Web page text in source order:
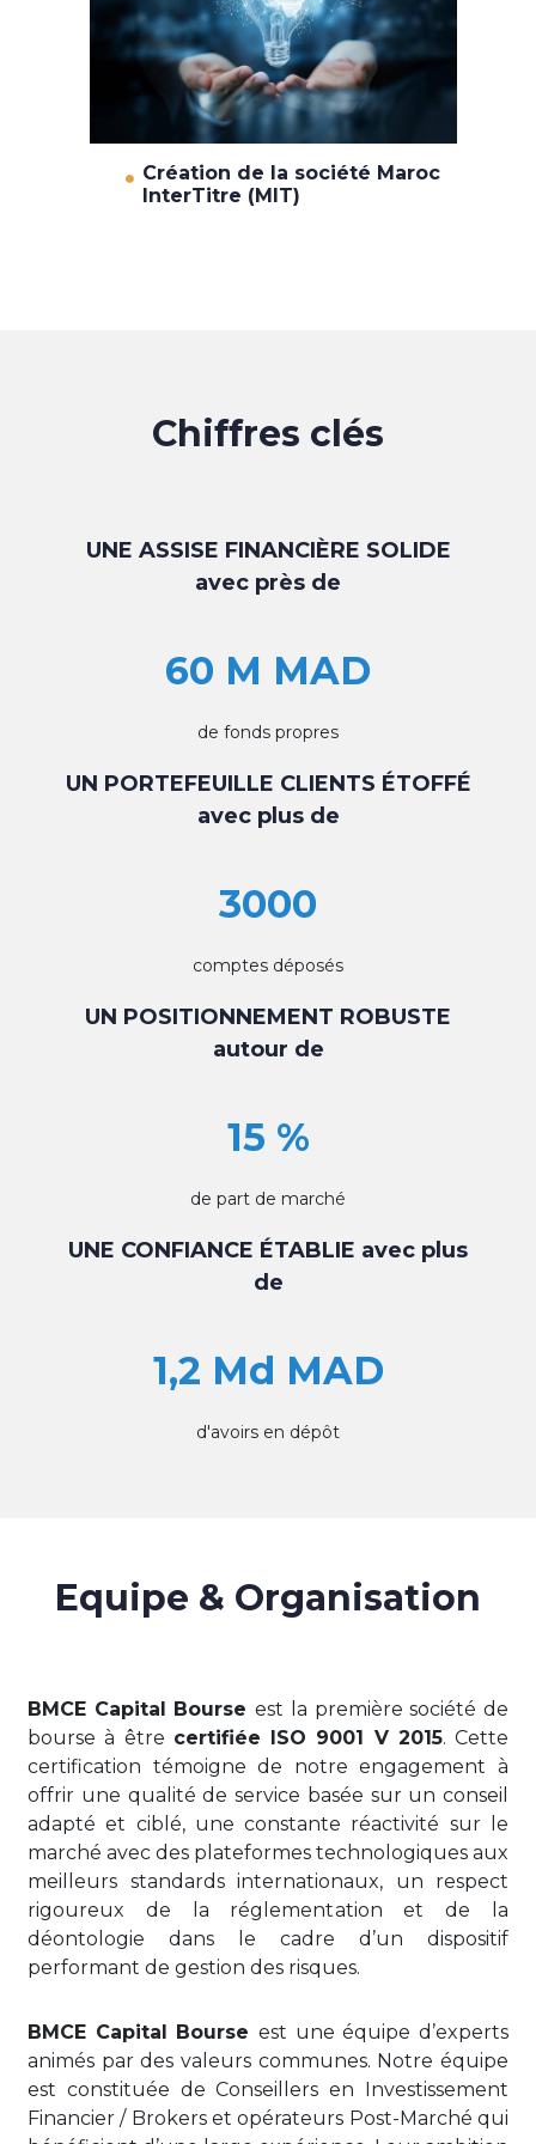
Création de la société Maroc
InterTitre (MIT)
Chiffres clés
UNE ASSISE FINANCIÈRE SOLIDE
avec près de
60 M MAD
de fonds propres
UN PORTEFEUILLE CLIENTS ÉTOFFÉ
avec plus de
3000
comptes déposés
UN POSITIONNEMENT ROBUSTE
autour de
15 %
de part de marché
UNE CONFIANCE ÉTABLIE avec plus
de
1,2 Md MAD
d'avoirs en dépôt
Equipe & Organisation
BMCE Capital Bourseest la première société de
bourse à être certifiée ISO 9001 V 2015. Cette
certification témoigne de notre engagement à
offrir une qualité de service basée sur un conseil
adapté et ciblé, une constante réactivité sur le
marché avec des plateformes technologiques aux
meilleurs standards internationaux, un respect
rigoureux de la réglementation et de la
déontologie dans le cadre d’un dispositif
performant de gestion des risques.
BMCE Capital Bourse est une équipe d’experts
animés par des valeurs communes. Notre équipe
est constituée de Conseillers en Investissement
Financier / Brokers et opérateurs Post-Marché qui